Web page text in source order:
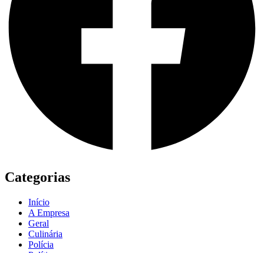
Categorias
Início
A Empresa
Geral
Culinária
Polícia